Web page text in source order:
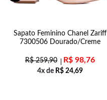
Sapato Feminino Chanel Zariff
7300506 Dourado/Creme
R$259,90 R$ 98,76
4x de R$ 24,69